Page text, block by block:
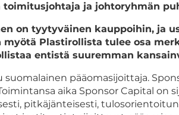
ja johtoryhmän
on tyytyväinen kauppoihin, ja
Plastirollista tulee osa
entistä suuremman
pääomasijoittaja.
aika Sponsor Capital on
pitkäjänteisesti,